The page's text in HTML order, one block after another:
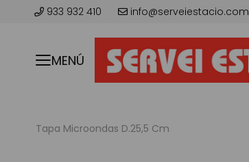
933 932 410 info@serveiestacio.com
MENÚ
Tapa Microondas D.25,5 Cm